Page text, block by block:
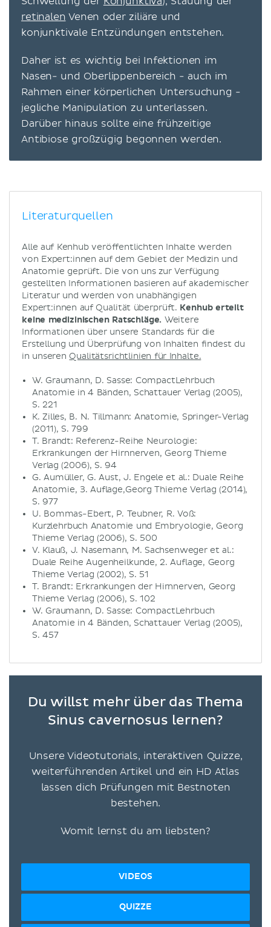
retinalen Venen oder ziliäre und
konjunktivale Entzündungen entstehen.
Daher ist es wichtig bei Infektionen im
Nasen- und Oberlippenbereich - auch im
Rahmen einer körperlichen Untersuchung -
jegliche Manipulation zu unterlassen.
Darüber hinaus sollte eine frühzeitige
Antibiose großzügig begonnen werden.
Literaturquellen
Alle auf Kenhub veröffentlichten Inhalte werden
von Expert:innen auf dem Gebiet der Medizin und
Anatomie geprüft. Die von uns zur Verfügung
gestellten Informationen basieren auf akademischer
Literatur und werden von unabhängigen
Expert:innen auf Qualität überprüft. Kenhub erteilt
keine medizinischen Ratschläge. Weitere
Informationen über unsere Standards für die
Erstellung und Überprüfung von Inhalten findest du
in unseren Qualitätsrichtlinien für Inhalte.
W. Graumann, D. Sasse: CompactLehrbuch
Anatomie in 4 Bänden, Schattauer Verlag (2005),
S. 221
K. Zilles, B. N. Tillmann: Anatomie, Springer-Verlag
(2011), S. 799
T. Brandt: Referenz-Reihe Neurologie:
Erkrankungen der Hirnnerven, Georg Thieme
Verlag (2006), S. 94
G. Aumüller, G. Aust, J. Engele et al.: Duale Reihe
Anatomie, 3. Auflage,Georg Thieme Verlag (2014),
S. 977
U. Bommas-Ebert, P. Teubner, R. Voß:
Kurzlehrbuch Anatomie und Embryologie, Georg
Thieme Verlag (2006), S. 500
V. Klauß, J. Nasemann, M. Sachsenweger et al.:
Duale Reihe Augenheilkunde, 2. Auflage, Georg
Thieme Verlag (2002), S. 51
T. Brandt: Erkrankungen der Hirnnerven, Georg
Thieme Verlag (2006), S. 102
W. Graumann, D. Sasse: CompactLehrbuch
Anatomie in 4 Bänden, Schattauer Verlag (2005),
S. 457
Du willst mehr über das Thema
Sinus cavernosus lernen?
Unsere Videotutorials, interaktiven Quizze,
weiterführenden Artikel und ein HD Atlas
lassen dich Prüfungen mit Bestnoten
bestehen.
Womit lernst du am liebsten?
VIDEOS
QUIZZE